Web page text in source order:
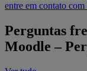
entre em contato
Perguntas
Moodle –